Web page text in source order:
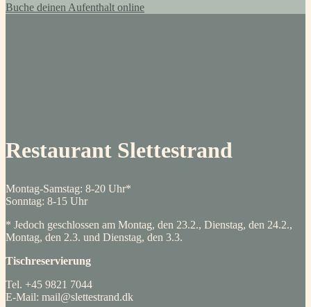
Buche deinen Aufenthalt online
Restaurant Slettestrand
Montag-Samstag: 8-20 Uhr*
Sonntag: 8-15 Uhr
* Jedoch geschlossen am Montag, den 23.2., Dienstag, den 24.2.,
Montag, den 2.3. und Dienstag, den 3.3.
Tischreservierung
Tel. +45 9821 7044
E-Mail: mail@slettestrand.dk